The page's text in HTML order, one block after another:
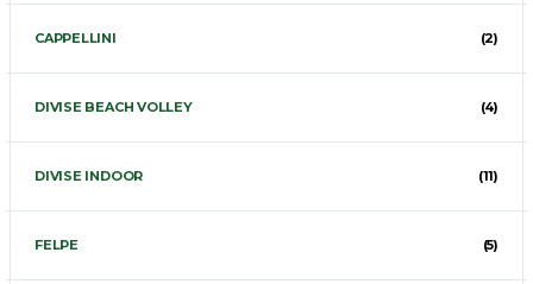
CAPPELLINI (2)
DIVISE BEACH VOLLEY (4)
DIVISE INDOOR (11)
FELPE (5)